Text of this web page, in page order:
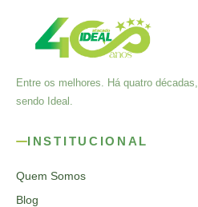
Entre os melhores. Há quatro décadas,
sendo Ideal.
INSTITUCIONAL
Quem Somos
Blog